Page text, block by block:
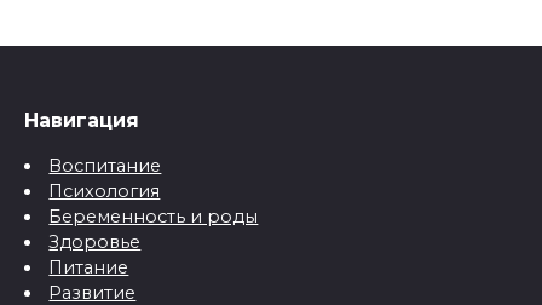
Навигация
Воспитание
Психология
Беременность и роды
Здоровье
Питание
Развитие